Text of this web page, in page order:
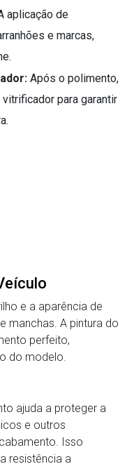
aplicação de
e marcas,
Após o polimento,
para garantir
e a aparência de
manchas. A pintura do
perfeito,
do modelo.
ajuda a proteger a
e outros
Isso
resistência a